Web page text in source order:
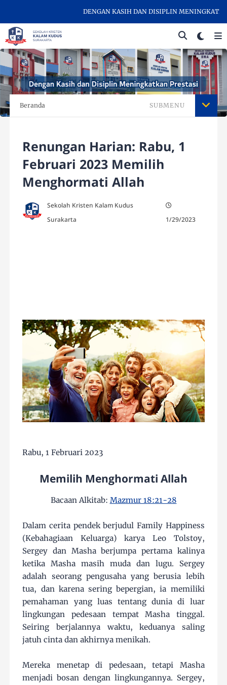
DENGAN KASIH DAN DISIPLIN MENINGKATKAN
Beranda SUBMENU
Renungan Harian: Rabu, 1
Februari 2023 Memilih
Menghormati Allah
Sekolah Kristen Kalam Kudus
Surakarta
1/29/2023
Rabu, 1 Februari 2023
Memilih Menghormati Allah
Bacaan Alkitab: Mazmur 18:21-28
Dalam cerita pendek berjudul Family Happiness
(Kebahagiaan Keluarga) karya Leo Tolstoy,
Sergey dan Masha berjumpa pertama kalinya
ketika Masha masih muda dan lugu. Sergey
adalah seorang pengusaha yang berusia lebih
tua, dan karena sering bepergian, ia memiliki
pemahaman yang luas tentang dunia di luar
lingkungan pedesaan tempat Masha tinggal.
Seiring berjalannya waktu, keduanya saling
jatuh cinta dan akhirnya menikah.
Mereka menetap di pedesaan, tetapi Masha
menjadi bosan dengan lingkungannya. Sergey,